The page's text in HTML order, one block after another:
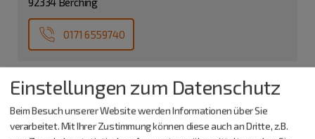
0171 6559740
Einstellungen zum Datenschutz
Beim Besuch unserer Website werden Informationen über Sie
verarbeitet. Mit Ihrer Zustimmung können diese auch an Dritte, z.B.